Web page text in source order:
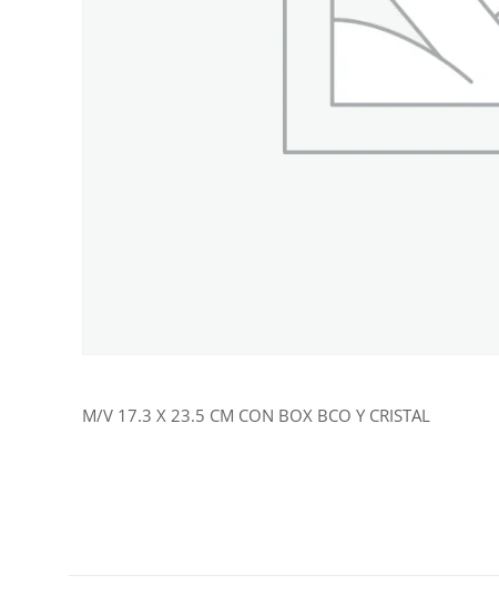
M/V 17.3 X 23.5 CM CON BOX BCO Y CRISTAL